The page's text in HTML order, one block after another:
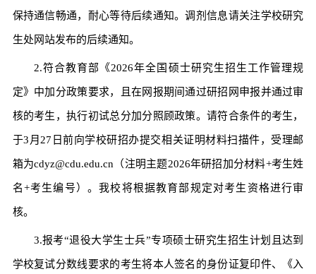
保持通信畅通，耐心等待后续通知。调剂信息请关注学校研究
生处网站发布的后续通知。
2.符合教育部《2026年全国硕士研究生招生工作管理规
定》中加分政策要求，且在网报期间通过研招网申报并通过审
核的考生，执行初试总分加分照顾政策。请符合条件的考生，
于3月27日前向学校研招办提交相关证明材料扫描件，受理邮
箱为cdyz@cdu.edu.cn（注明主题2026年研招加分材料+考生姓
名+考生编号）。我校将根据教育部规定对考生资格进行审
核。
3.报考“退役大学生士兵”专项硕士研究生招生计划且达到
学校复试分数线要求的考生将本人签名的身份证复印件、《入